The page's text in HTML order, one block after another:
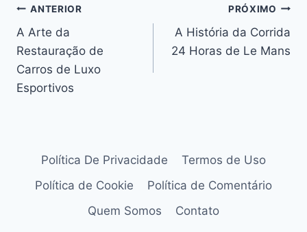
Navegação
de
Post
ANTERIOR
A Arte da
Restauração de
Carros de Luxo
Esportivos
PRÓXIMO
A História da Corrida
24 Horas de Le Mans
Política De Privacidade
Termos de Uso
Política de Cookie
Política de Comentário
Quem Somos
Contato